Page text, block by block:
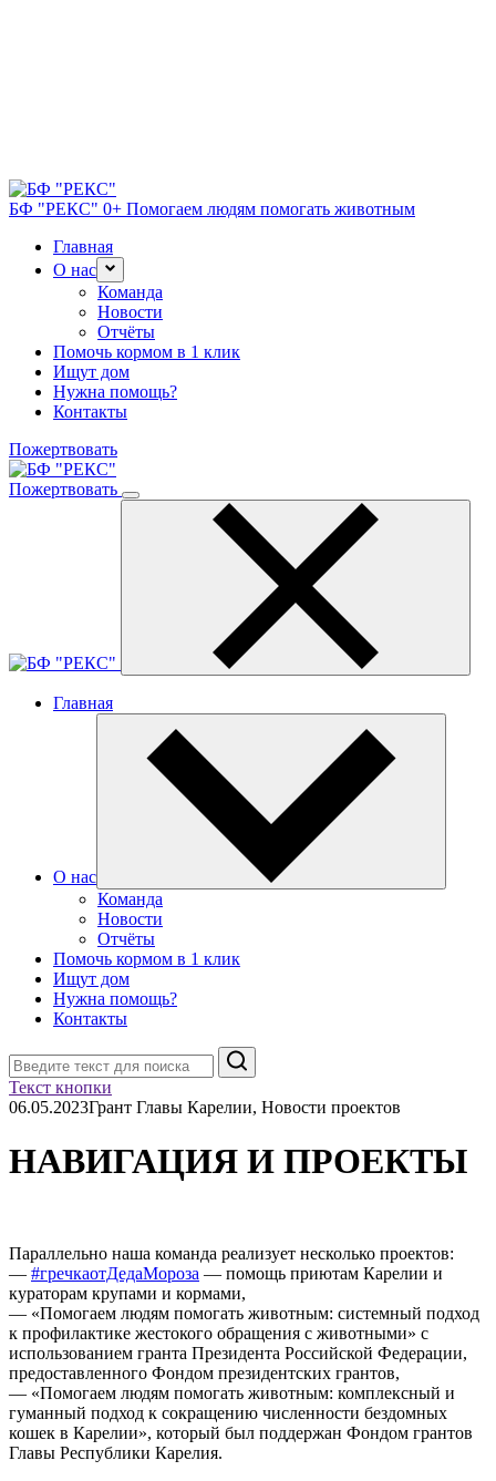
БФ "РЕКС" 0+ Помогаем людям помогать животным
Главная
О нас
Команда
Новости
Отчёты
Помочь кормом в 1 клик
Ищут дом
Нужна помощь?
Контакты
Пожертвовать
Пожертвовать
Главная
О нас
Команда
Новости
Отчёты
Помочь кормом в 1 клик
Ищут дом
Нужна помощь?
Контакты
Поиск
Текст кнопки
06.05.2023Грант Главы Карелии, Новости проектов
НАВИГАЦИЯ И ПРОЕКТЫ
Параллельно наша команда реализует несколько проектов:
— #гречкаотДедаМороза — помощь приютам Карелии и
кураторам крупами и кормами,
— «Помогаем людям помогать животным: системный подход
к профилактике жестокого обращения с животными» с
использованием гранта Президента Российской Федерации,
предоставленного Фондом президентских грантов,
— «Помогаем людям помогать животным: комплексный и
гуманный подход к сокращению численности бездомных
кошек в Карелии», который был поддержан Фондом грантов
Главы Республики Карелия.